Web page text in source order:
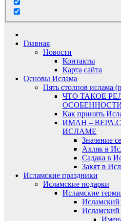
Главная
Новости
Контакты
Карта сайта
Основы Ислама
Пять столпов ислама
ЧТО ТАКОЕ
Как принять
ИМАН –
ИСЛАМЕ
Значение
Ахляк в
Садака в
Закят в
Исламские праздники
Исламские подарки
Исламские
Исламский
Исламский